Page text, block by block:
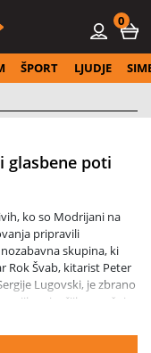
0
ŠPORT LJUDJE
glasbene poti
ko so Modrijani na
pripravili
skupina, ki
Rok Švab, kitarist Peter
Lugovski, je zbrano
največjih uspešnic,
z vrhunskim